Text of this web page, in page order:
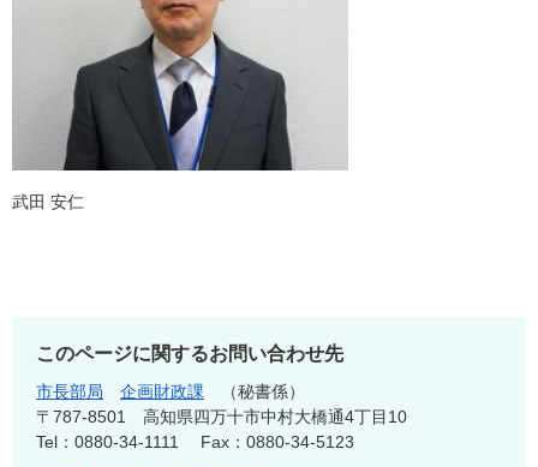
武田 安仁
このページに関するお問い合わせ先
市長部局 企画財政課
秘書係
〒787-8501
高知県四万十市中村大橋通4丁目10
Tel：0880-34-1111
Fax：0880-34-5123